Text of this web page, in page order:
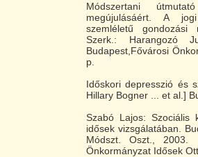
Módszertani
megújulásáért. A
szemléletű gondozási
Szerk.: Harangozó
Budapest,Fővárosi
p.
Időskori depresszió és
Hillary Bogner ... et al.]
Szabó Lajos: Szociális
idősek vizsgálatában.
Módszt. Oszt.,
Önkormányzat Idősek